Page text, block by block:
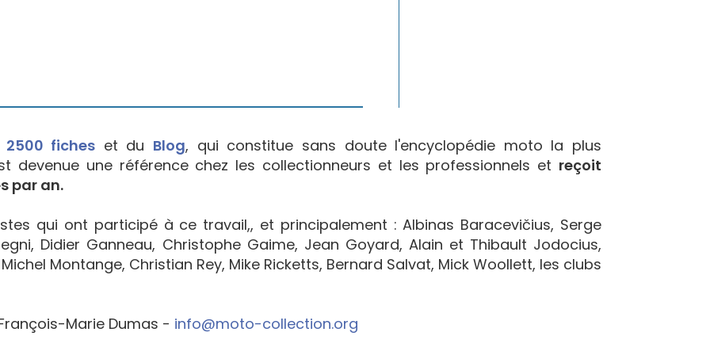
2500 fiches et du Blog, qui constitue sans doute l'encyclopédie moto la plus
devenue une référence chez les collectionneurs et les professionnels et reçoit
par an.
qui ont participé à ce travail,, et principalement : Albinas Baracevičius, Serge
Didier Ganneau, Christophe Gaime, Jean Goyard, Alain et Thibault Jodocius,
Montange, Christian Rey, Mike Ricketts, Bernard Salvat, Mick Woollett, les clubs
Marie Dumas - info@moto-collection.org